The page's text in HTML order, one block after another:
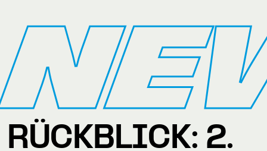
RÜCKBLICK: 2.